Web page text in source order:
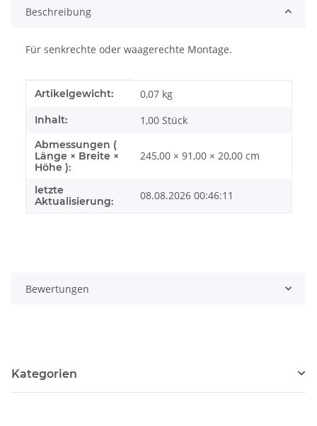
Beschreibung
Für senkrechte oder waagerechte Montage.
Produkteigenschaft
Wert
Artikelgewicht: 0,07 kg
Inhalt: 1,00 Stück
Abmessungen (
Länge × Breite ×
Höhe ):
245,00 × 91,00 × 20,00 cm
letzte
Aktualisierung:
08.08.2026 00:46:11
Bewertungen
Kategorien